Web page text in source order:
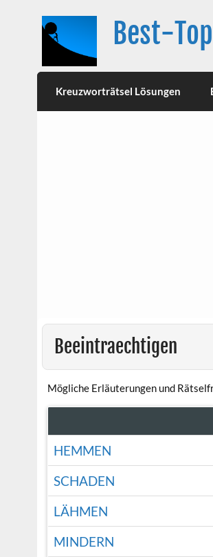
Best-Top
Kreuzworträtsel Lösungen
Beeintraechtigen
Mögliche Erläuterungen und
HEMMEN
SCHADEN
LÄHMEN
MINDERN